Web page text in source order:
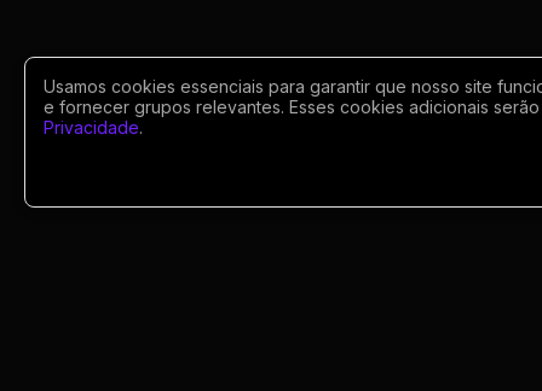
Usamos cookies essenciais para garantir que nosso site
e fornecer grupos relevantes. Esses cookies adicionais
Privacidade.